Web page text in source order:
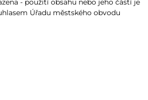
- použití obsahu nebo jeho částí je
Úřadu městského obvodu